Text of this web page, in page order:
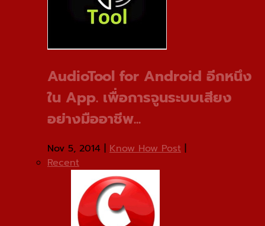
AudioTool for Android อีกหนึง
ใน App. เพื่อการจูนระบบเสียง
อย่างมืออาชีพ...
Nov 5, 2014 | Know How Post |
Recent